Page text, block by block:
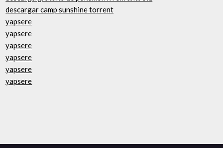
descargar camp sunshine torrent
yapsere
yapsere
yapsere
yapsere
yapsere
yapsere